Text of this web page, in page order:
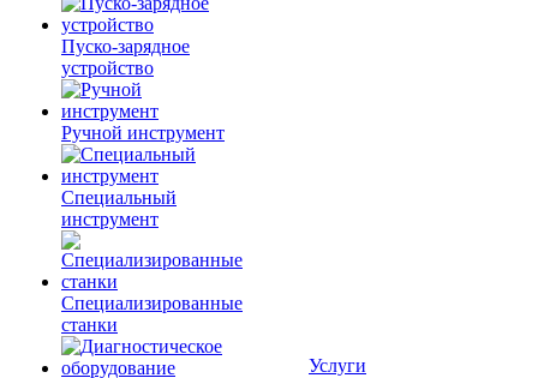
Пуско-зарядное
устройство
Ручной инструмент
Специальный
инструмент
Специализированные
станки
Услуги